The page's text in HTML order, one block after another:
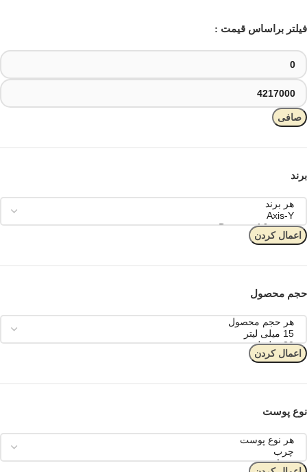
فیلتر براساس قیمت :
صافی
برند
اعمال کردن
حجم محصول
اعمال کردن
نوع پوست